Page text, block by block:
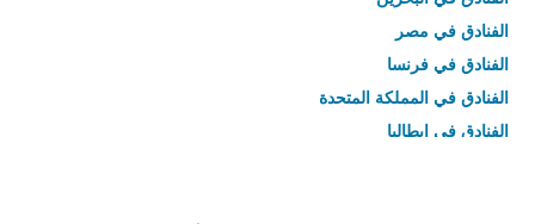
الفنادق في مصر
الفنادق في فرنسا
الفنادق في المملكة المتحدة
الفنادق في إيطاليا